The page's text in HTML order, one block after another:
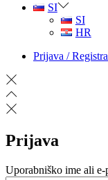
SI
SI
HR
Prijava /
Prijava
Uporabniško ime ali e-